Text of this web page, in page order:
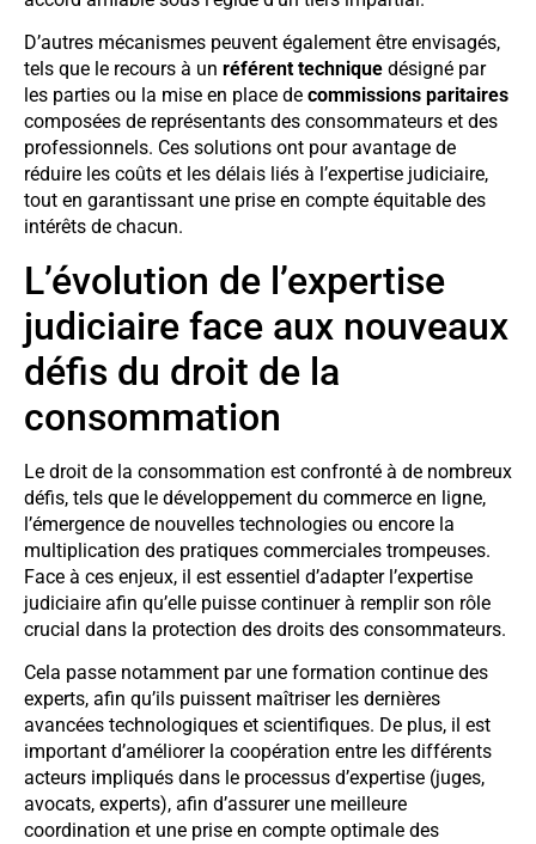
D’autres mécanismes peuvent également être envisagés,
tels que le recours à un référent technique désigné par
les parties ou la mise en place de commissions paritaires
composées de représentants des consommateurs et des
professionnels. Ces solutions ont pour avantage de
réduire les coûts et les délais liés à l’expertise judiciaire,
tout en garantissant une prise en compte équitable des
intérêts de chacun.
L’évolution de l’expertise
judiciaire face aux nouveaux
défis du droit de la
consommation
Le droit de la consommation est confronté à de nombreux
défis, tels que le développement du commerce en ligne,
l’émergence de nouvelles technologies ou encore la
multiplication des pratiques commerciales trompeuses.
Face à ces enjeux, il est essentiel d’adapter l’expertise
judiciaire afin qu’elle puisse continuer à remplir son rôle
crucial dans la protection des droits des consommateurs.
Cela passe notamment par une formation continue des
experts, afin qu’ils puissent maîtriser les dernières
avancées technologiques et scientifiques. De plus, il est
important d’améliorer la coopération entre les différents
acteurs impliqués dans le processus d’expertise (juges,
avocats, experts), afin d’assurer une meilleure
coordination et une prise en compte optimale des